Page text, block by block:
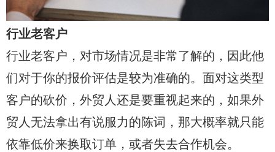
行业老客户
行业老客户，对市场情况是非常了解的，因此他
们对于你的报价评估是较为准确的。面对这类型
客户的砍价，外贸人还是要重视起来的，如果外
贸人无法拿出有说服力的陈词，那大概率就只能
依靠低价来换取订单，或者失去合作机会。